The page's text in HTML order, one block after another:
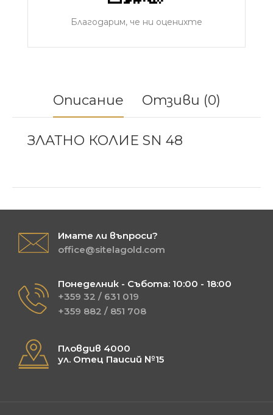
Благодарим, че ни оценихте
Описание Отзиви (0)
ЗЛАТНО КОЛИЕ SN 48
Имате ли въпроси?
office@sitelagold.com
Понеделник - Събота: 10:00 - 18:00
+359 32 / 631 019
+359 882 / 851 708
Пловдив 4000
ул. Отец Паисий №15